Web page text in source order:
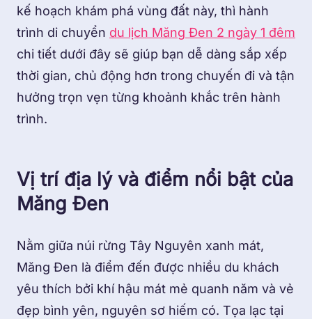
kế hoạch khám phá vùng đất này, thì hành
trình di chuyển du lịch Măng Đen 2 ngày 1 đêm
chi tiết dưới đây sẽ giúp bạn dễ dàng sắp xếp
thời gian, chủ động hơn trong chuyến đi và tận
hưởng trọn vẹn từng khoảnh khắc trên hành
trình.
Vị trí địa lý và điểm nổi bật của
Măng Đen
Nằm giữa núi rừng Tây Nguyên xanh mát,
Măng Đen là điểm đến được nhiều du khách
yêu thích bởi khí hậu mát mẻ quanh năm và vẻ
đẹp bình yên, nguyên sơ hiếm có. Tọa lạc tại